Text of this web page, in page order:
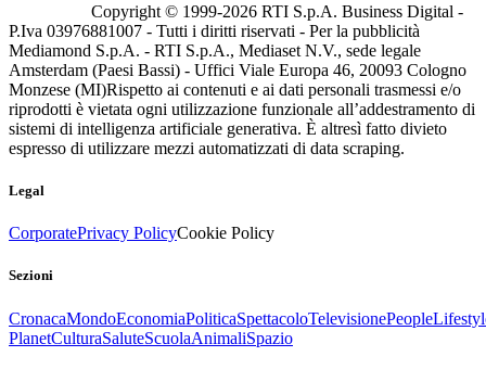
Copyright © 1999-2026 RTI S.p.A. Business Digital -
P.Iva 03976881007 - Tutti i diritti riservati - Per la pubblicità
Mediamond S.p.A. - RTI S.p.A., Mediaset N.V., sede legale
Amsterdam (Paesi Bassi) - Uffici Viale Europa 46, 20093 Cologno
Monzese (MI)Rispetto ai contenuti e ai dati personali trasmessi e/o
riprodotti è vietata ogni utilizzazione funzionale all’addestramento di
sistemi di intelligenza artificiale generativa. È altresì fatto divieto
espresso di utilizzare mezzi automatizzati di data scraping.
Legal
CorporatePrivacy PolicyCookie Policy
Sezioni
CronacaMondoEconomiaPoliticaSpettacoloTelevisionePeople
PlanetCulturaSaluteScuolaAnimaliSpazio